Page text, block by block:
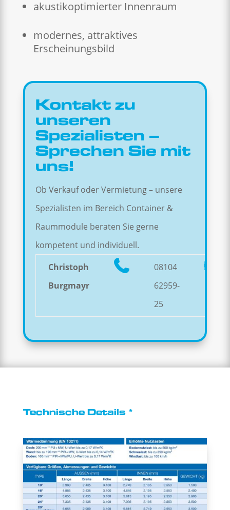
akustikoptimierter Innenraum
modernes, attraktives
Erscheinungsbild
Kontakt zu
unseren
Spezialisten –
Sprechen Sie mit
uns!
Ob Verkauf oder Vermietung – unsere
Spezialisten im Bereich Container &
Raummodule beraten Sie gerne
kompetent und individuell.
Christoph
Burgmayr
08104
62959-
25
Technische Details *